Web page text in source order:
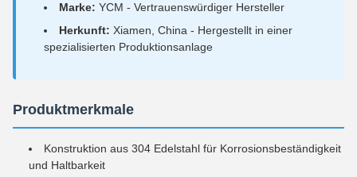
Marke: YCM - Vertrauenswürdiger Hersteller
Herkunft: Xiamen, China - Hergestellt in einer
spezialisierten Produktionsanlage
Produktmerkmale
Konstruktion aus 304 Edelstahl für Korrosionsbeständigkeit
und Haltbarkeit